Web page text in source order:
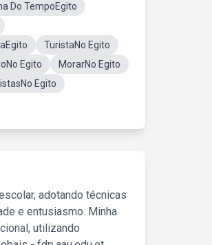
Do TempoEgito
TuristaNo Egito
Egito
MorarNo Egito
Egito
adotando técnicas
e entusiasmo. Minha
utilizando